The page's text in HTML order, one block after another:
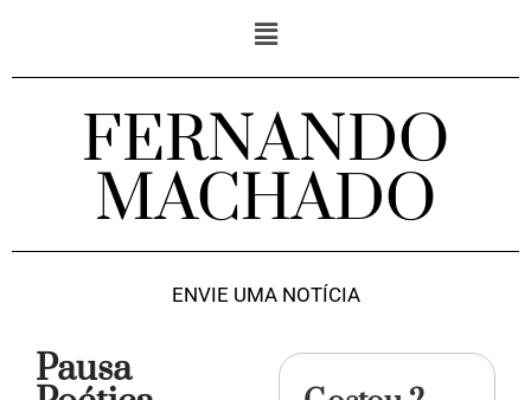
FERNANDO
MACHADO
ENVIE UMA NOTÍCIA
Pausa